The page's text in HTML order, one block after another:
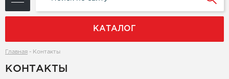
КАТАЛОГ
Главная - Контакты
КОНТАКТЫ